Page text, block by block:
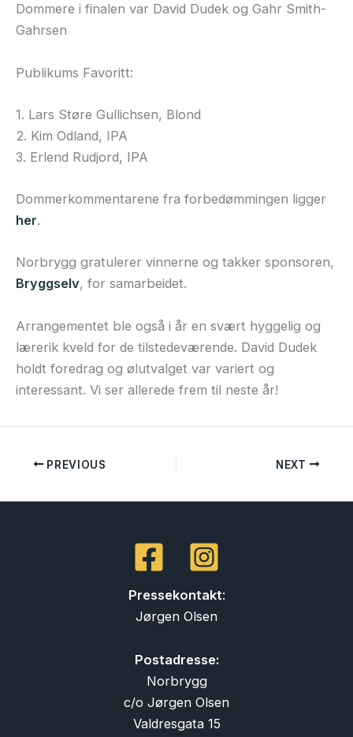
Dommere i finalen var David Dudek og Gahr Smith-
Gahrsen
Publikums Favoritt:
1. Lars Støre Gullichsen, Blond
2. Kim Odland, IPA
3. Erlend Rudjord, IPA
Dommerkommentarene fra forbedømmingen ligger
her.
Norbrygg gratulerer vinnerne og takker sponsoren,
Bryggselv, for samarbeidet.
Arrangementet ble også i år en svært hyggelig og
lærerik kveld for de tilstedeværende. David Dudek
holdt foredrag og ølutvalget var variert og
interessant. Vi ser allerede frem til neste år!
PREVIOUS NEXT
Pressekontakt:
Jørgen Olsen
Postadresse:
Norbrygg
c/o Jørgen Olsen
Valdresgata 15